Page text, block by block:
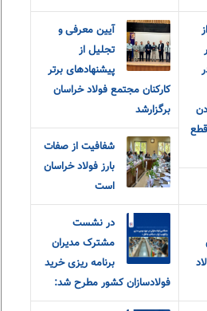
آیین معرفی و
تجلیل از
پیشنهادهای برتر
کارکنان مجتمع فولاد خراسان
برگزارشد
شفافیت از صفات
بارز فولاد خراسان
است
در نشست
مشترک مدیران
برنامه ریزی خرید
فولادسازان کشور مطرح شد: